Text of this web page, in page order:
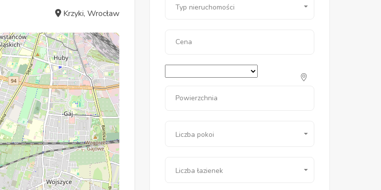
Krzyki, Wrocław
Typ nieruchomości
Cena
Powierzchnia
Liczba pokoi
Liczba łazienek